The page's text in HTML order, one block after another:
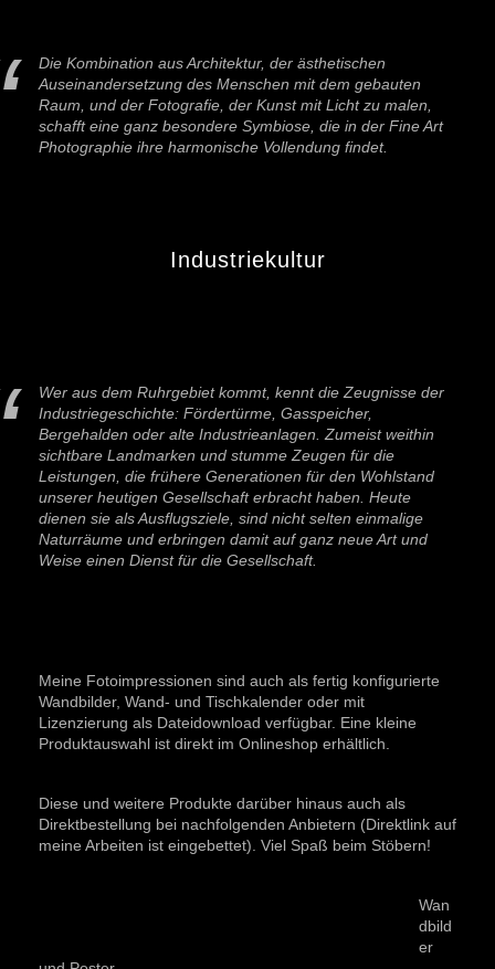
Die Kombination aus Architektur, der ästhetischen
Auseinandersetzung des Menschen mit dem gebauten
Raum, und der Fotografie, der Kunst mit Licht zu malen,
schafft eine ganz besondere Symbiose, die in der Fine Art
Photographie ihre harmonische Vollendung findet.
Industriekultur
Wer aus dem Ruhrgebiet kommt, kennt die Zeugnisse der
Industriegeschichte: Fördertürme, Gasspeicher,
Bergehalden oder alte Industrieanlagen. Zumeist weithin
sichtbare Landmarken und stumme Zeugen für die
Leistungen, die frühere Generationen für den Wohlstand
unserer heutigen Gesellschaft erbracht haben. Heute
dienen sie als Ausflugsziele, sind nicht selten einmalige
Naturräume und erbringen damit auf ganz neue Art und
Weise einen Dienst für die Gesellschaft.
Meine Fotoimpressionen sind auch als fertig konfigurierte
Wandbilder, Wand- und Tischkalender oder mit
Lizenzierung als Dateidownload verfügbar. Eine kleine
Produktauswahl ist direkt im Onlineshop erhältlich.
Diese und weitere Produkte darüber hinaus auch als
Direktbestellung bei nachfolgenden Anbietern (Direktlink auf
meine Arbeiten ist eingebettet). Viel Spaß beim Stöbern!
Wan
dbild
er